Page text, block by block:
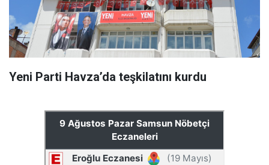
Yeni Parti Havza’da teşkilatını kurdu